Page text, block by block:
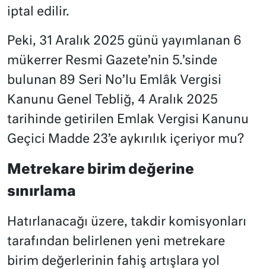
iptal edilir.
Peki, 31 Aralık 2025 günü yayımlanan 6
mükerrer Resmi Gazete’nin 5.’sinde
bulunan 89 Seri No’lu Emlâk Vergisi
Kanunu Genel Tebliğ, 4 Aralık 2025
tarihinde getirilen Emlak Vergisi Kanunu
Geçici Madde 23’e aykırılık içeriyor mu?
Metrekare birim değerine
sınırlama
Hatırlanacağı üzere, takdir komisyonları
tarafından belirlenen yeni metrekare
birim değerlerinin fahiş artışlara yol